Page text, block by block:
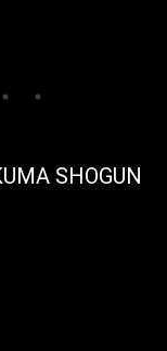
SHOGUN